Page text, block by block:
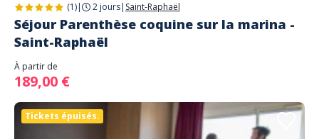
(1)| 2 jours| Saint-Raphaël
Séjour Parenthèse coquine sur la marina -
Saint-Raphaël
À partir de
189,00 €
Tickets épuisés.